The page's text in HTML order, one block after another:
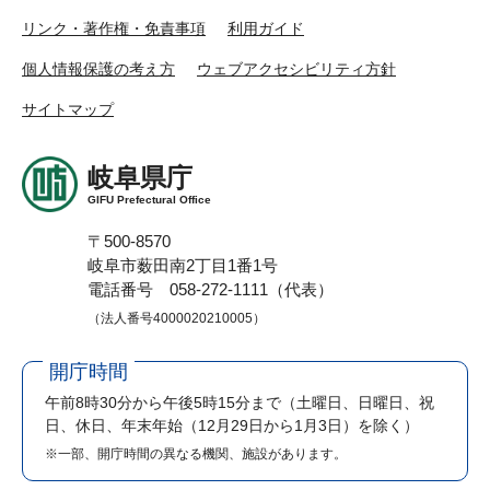
リンク・著作権・免責事項 利用ガイド
個人情報保護の考え方 ウェブアクセシビリティ方針
サイトマップ
岐阜県庁
GIFU Prefectural Office
〒500-8570
岐阜市薮田南2丁目1番1号
電話番号 058-272-1111（代表）
（法人番号4000020210005）
開庁時間
午前8時30分から午後5時15分まで （土曜日、日曜日、祝
日、休日、年末年始（12月29日から1月3日）を除く）
※一部、開庁時間の異なる機関、施設があります。